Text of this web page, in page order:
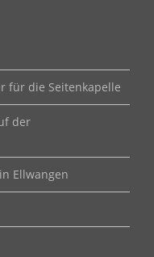
für die Seitenkapelle
der
Ellwangen